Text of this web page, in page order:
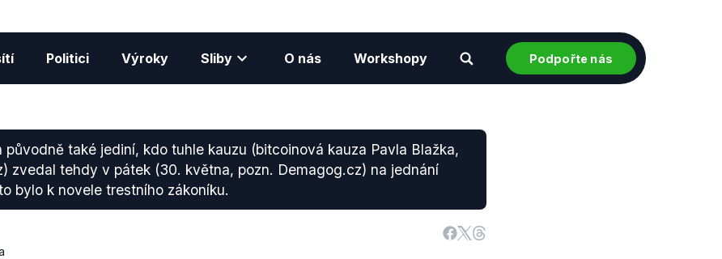
Politici Výroky Sliby O nás Workshopy Podpořte nás
původně také jediní, kdo tuhle kauzu (bitcoinová kauza Pavla Blažka,
zvedal tehdy v pátek (30. května, pozn. Demagog.cz) na jednání
bylo k novele trestního zákoníku.